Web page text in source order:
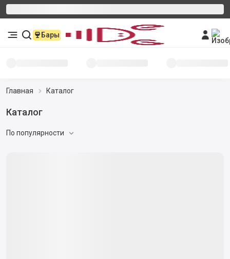
Бары
Главная Каталог
Каталог
По популярности